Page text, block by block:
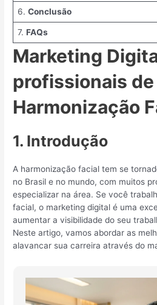
6. Conclusão
7. FAQs
Marketing
profissionais de
Harmonização
1. Introdução
A harmonização facial tem se
no Brasil e no mundo, com muitos
especializar na área. Se você
facial, o marketing digital é uma
aumentar a visibilidade do seu
Neste artigo, vamos abordar as
alavancar sua carreira através do